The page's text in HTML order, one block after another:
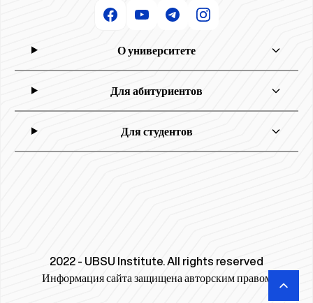
О университете
Для абитуриентов
Для студентов
2022 - UBSU Institute. All rights reserved
Информация сайта защищена авторским правом